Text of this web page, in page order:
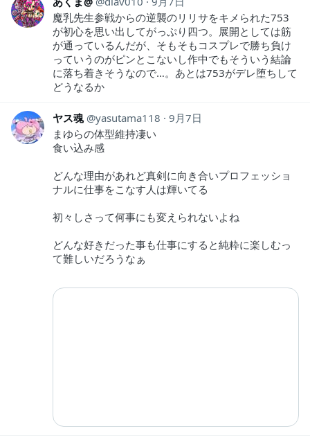
魔乳先生参戦からの逆襲のリリサをキメられた753
が初心を思い出してがっぷり四つ。展開としては筋
が通っているんだが、そもそもコスプレで勝ち負け
っていうのがピンとこないし作中でもそういう結論
に落ち着きそうなので…。あとは753がデレ堕ちして
どうなるか
ヤス魂 yasutama118
9月7日
まゆらの体型維持凄い
食い込み感
どんな理由があれど真剣に向き合いプロフェッショ
ナルに仕事をこなす人は輝いてる
初々しさって何事にも変えられないよね
どんな好きだった事も仕事にすると純粋に楽しむっ
て難しいだろうなぁ